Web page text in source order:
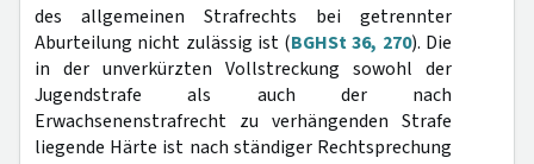
des allgemeinen Strafrechts bei getrennter
Aburteilung nicht zulässig ist (BGHSt 36, 270). Die
in der unverkürzten Vollstreckung sowohl der
Jugendstrafe als auch der nach
Erwachsenenstrafrecht zu verhängenden Strafe
liegende Härte ist nach ständiger Rechtsprechung